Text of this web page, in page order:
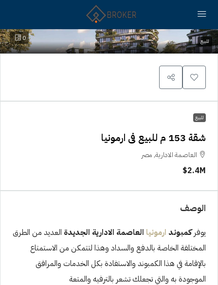
0 للبيع
للبيع
شقة 153 م للبيع فى ارمونيا
العاصمة الادارية, مصر
2.4M$
الوصف
يوفركمبوند ارمونيا العاصمة الادارية الجديدة العديد من الطرق
المختلفة الخاصة بالدفع والسداد وهذا لتتمكن من الاستمتاع
بالإقامة في هذا الكمبوند والاستفادة بكل الخدمات والمرافق
الموجودة به والتي تجعلك تشعر بالترفيه والمتعة